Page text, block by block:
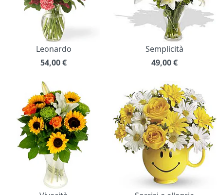
Leonardo
54,00€
Semplicità
49,00€